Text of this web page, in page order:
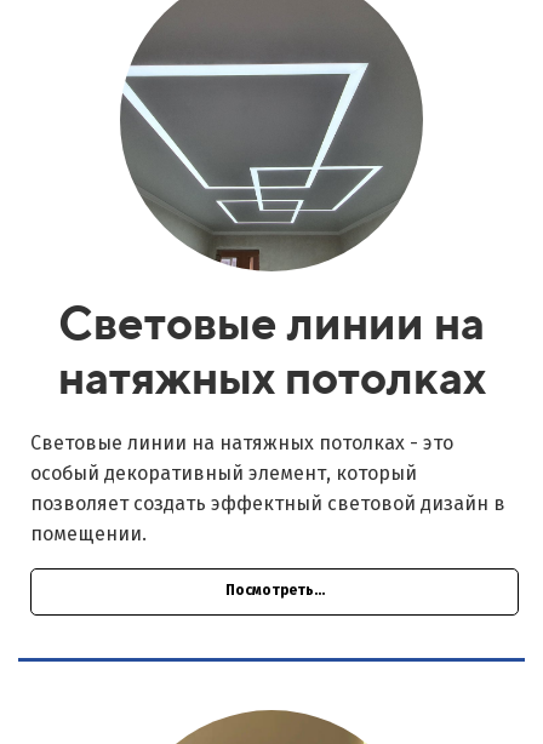
Световые линии на
натяжных потолках
Световые линии на натяжных потолках - это
особый декоративный элемент, который
позволяет создать эффектный световой дизайн в
помещении.
Посмотреть...